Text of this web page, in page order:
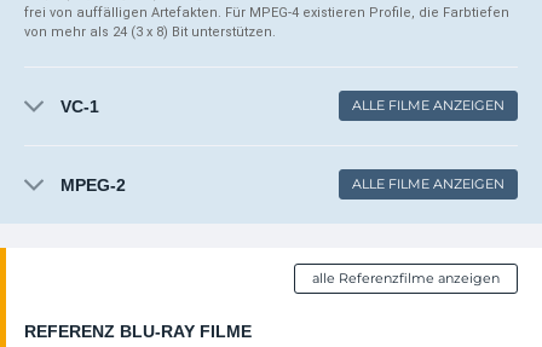
frei von auffälligen Artefakten. Für MPEG-4 existieren Profile, die Farbtiefen
von mehr als 24 (3 x 8) Bit unterstützen.
VC-1 ALLE FILME ANZEIGEN
MPEG-2 ALLE FILME ANZEIGEN
REFERENZ BLU-RAY FILME
alle Referenzfilme anzeigen